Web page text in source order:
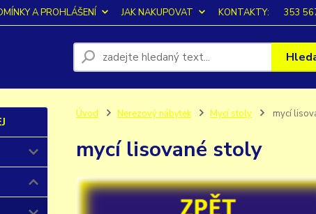
A PROHLÁŠENÍ JAK NAKUPOVAT KONTAKTY: 353
Úvod Nerezový nábytek Mycí stoly mycí
mycí lisované stoly